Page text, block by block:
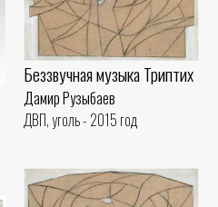
Беззвучная музыка Триптих
Дамир Рузыбаев
ДВП, уголь - 2015 год